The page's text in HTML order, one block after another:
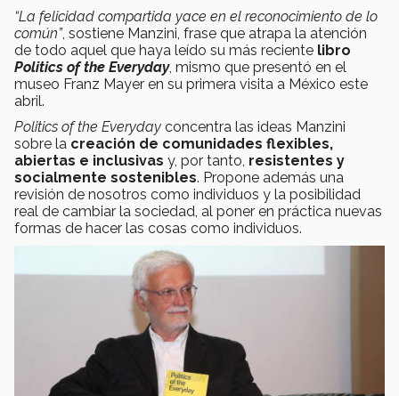
“La felicidad compartida yace en el reconocimiento de lo
común”, sostiene Manzini, frase que atrapa la atención
de todo aquel que haya leído su más reciente libro
Politics of the Everyday, mismo que presentó en el
museo Franz Mayer en su primera visita a México este
abril.
Politics of the Everyday concentra las ideas Manzini
sobre la creación de comunidades flexibles,
abiertas e inclusivas y, por tanto, resistentes y
socialmente sostenibles. Propone además una
revisión de nosotros como individuos y la posibilidad
real de cambiar la sociedad, al poner en práctica nuevas
formas de hacer las cosas como individuos.